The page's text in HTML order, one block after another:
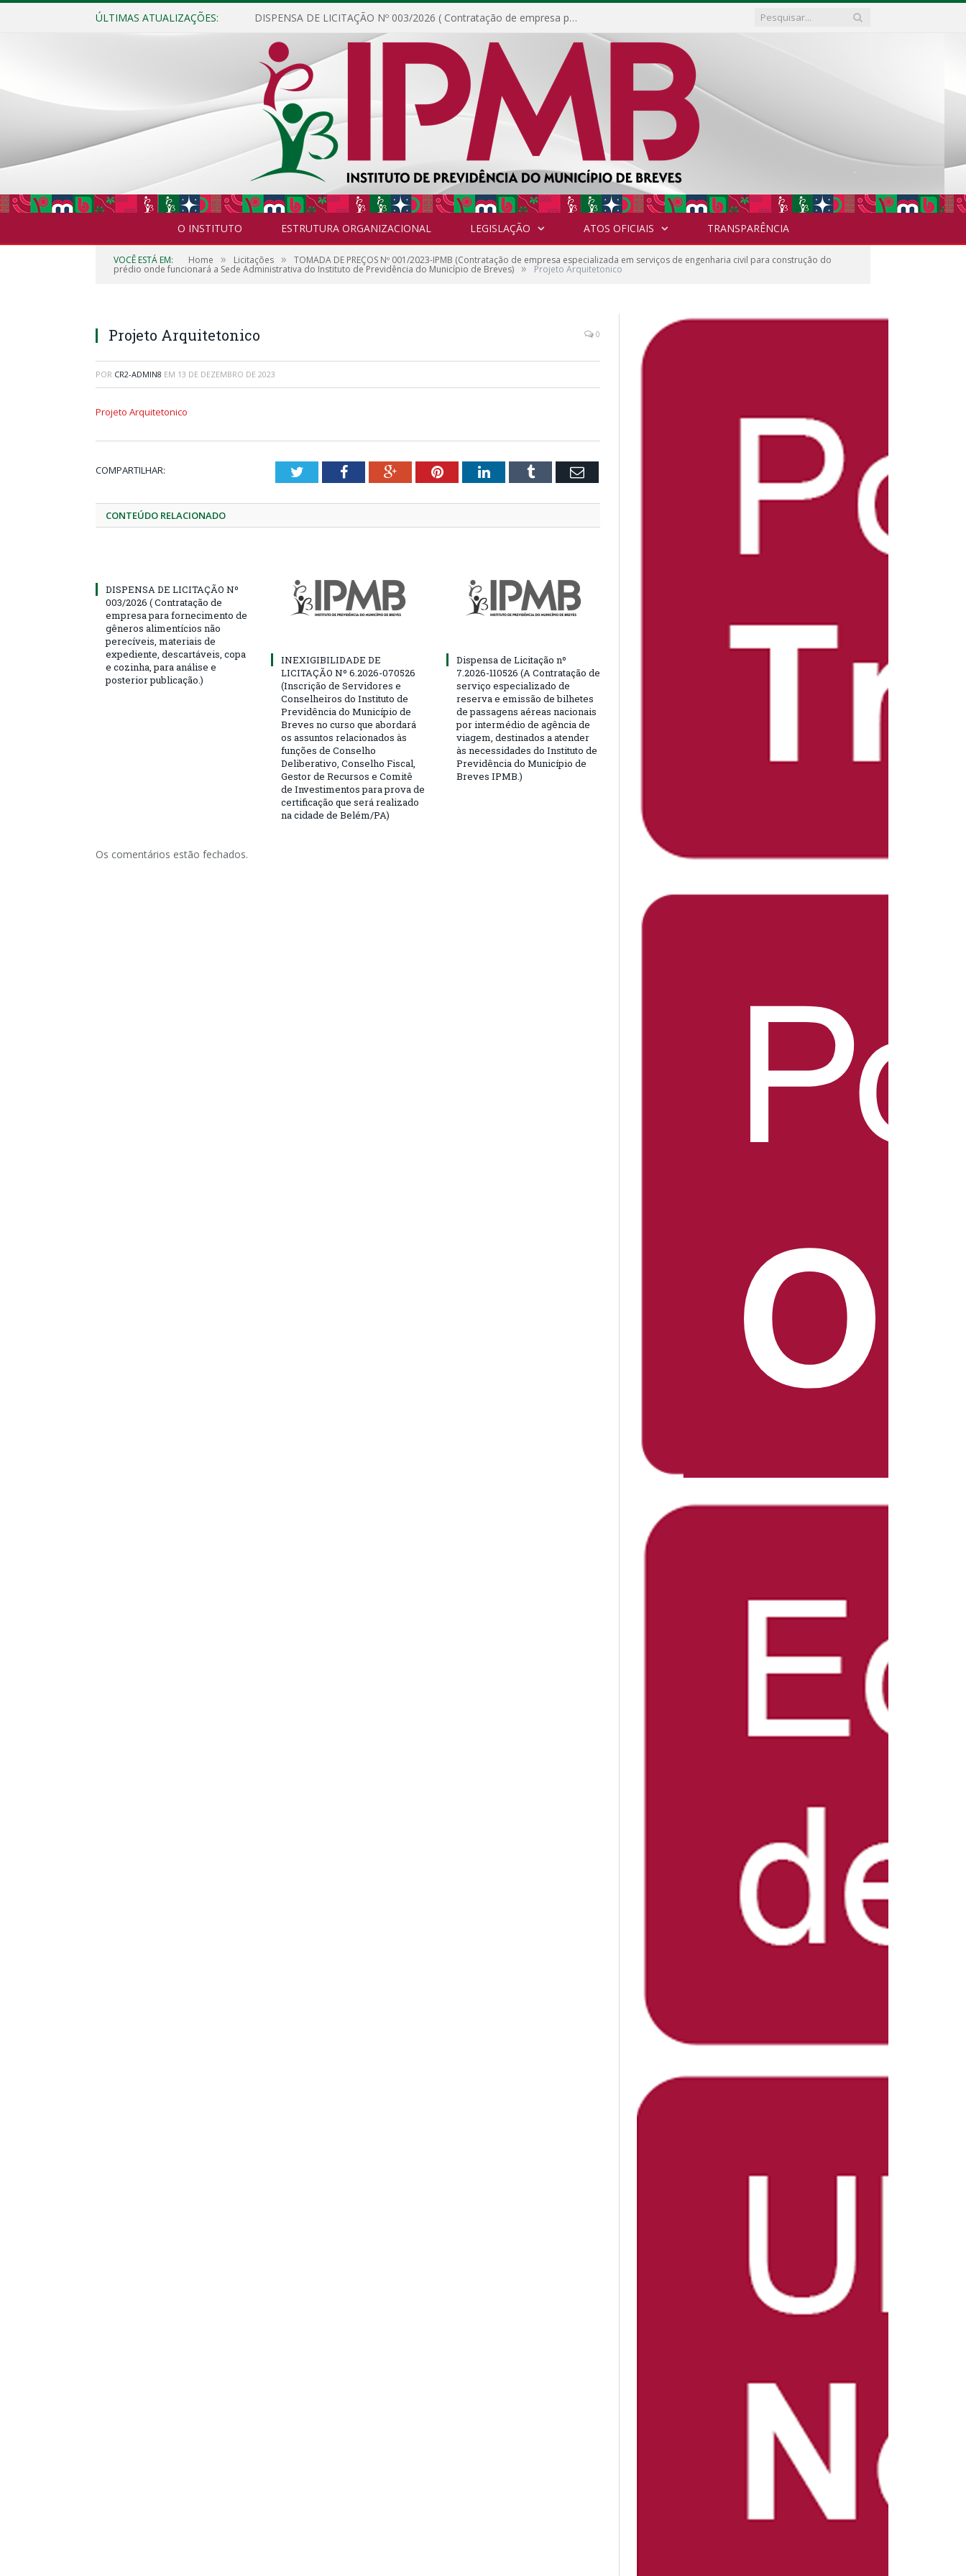
ÚLTIMAS ATUALIZAÇÕES: DISPENSA DE LICITAÇÃO Nº 003/2026 ( Contratação de empresa para fornecimento de gêneros alimentícios não perecíveis, materiais de expediente, descartáveis, copa e cozinha, para análise e posterior publicação.)
O INSTITUTO ESTRUTURA ORGANIZACIONAL LEGISLAÇÃO ATOS OFICIAIS TRANSPARÊNCIA
VOCÊ ESTÁ EM: Home » Licitações » TOMADA DE PREÇOS Nº 001/2023-IPMB (Contratação de empresa especializada em serviços de engenharia civil para construção do
prédio onde funcionará a Sede Administrativa do Instituto de Previdência do Município de Breves) » Projeto Arquitetonico
Projeto Arquitetonico 0
POR CR2-ADMIN8 EM 13 DE DEZEMBRO DE 2023
Projeto Arquitetonico
COMPARTILHAR: TwitterFacebookGoogle+PinterestLinkedInTumblr Email
CONTEÚDO RELACIONADO
DISPENSA DE LICITAÇÃO Nº
003/2026 ( Contratação de
empresa para fornecimento de
gêneros alimentícios não
perecíveis, materiais de
expediente, descartáveis, copa
e cozinha, para análise e
posterior publicação.)
INEXIGIBILIDADE DE
LICITAÇÃO Nº 6.2026-070526
(Inscrição de Servidores e
Conselheiros do Instituto de
Previdência do Município de
Breves no curso que abordará
os assuntos relacionados às
funções de Conselho
Deliberativo, Conselho Fiscal,
Gestor de Recursos e Comitê
de Investimentos para prova de
certificação que será realizado
na cidade de Belém/PA)
Dispensa de Licitação nº
7.2026-110526 (A Contratação de
serviço especializado de
reserva e emissão de bilhetes
de passagens aéreas nacionais
por intermédio de agência de
viagem, destinados a atender
às necessidades do Instituto de
Previdência do Município de
Breves IPMB.)
Os comentários estão fechados.